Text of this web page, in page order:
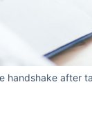
handshake after